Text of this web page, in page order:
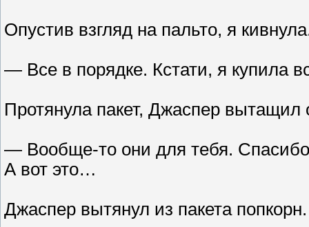
Опустив взгляд на пальто, я
— Все в порядке. Кстати, я купила
Протянула пакет, Джаспер
— Вообще-то они для тебя.
А вот это…
Джаспер вытянул из пакета попкорн.